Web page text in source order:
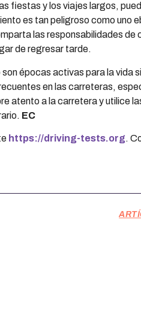
fiestas y los viajes largos,
es tan peligroso como uno
las responsabilidades de
de regresar tarde.
son épocas activas para la vida
en las carreteras,
atento a la carretera y utilice
EC
https://driving-tests.org.